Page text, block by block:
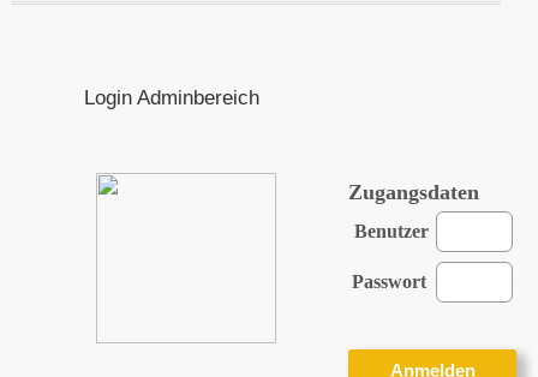
Login Adminbereich
Zugangsdaten
Benutzer
Passwort